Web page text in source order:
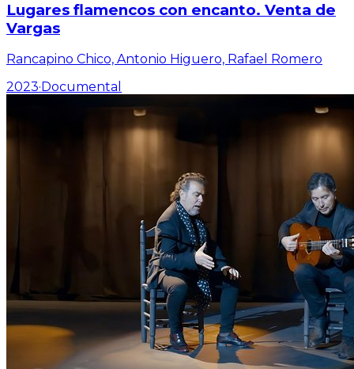
Lugares flamencos con encanto. Venta de
Vargas
Rancapino Chico, Antonio Higuero, Rafael Romero
2023· Documental